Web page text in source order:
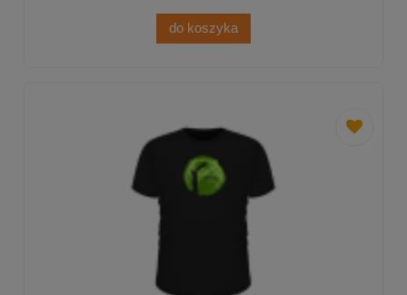
do koszyka
dodaj